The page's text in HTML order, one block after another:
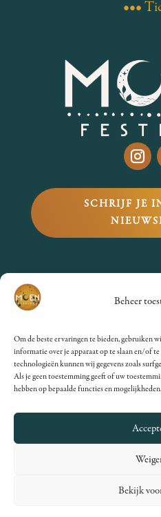
Beheer
Om de beste ervaringen te bieden, gebruiken
informatie over je apparaat op te slaan en/of
technologieën kunnen wij gegevens zoals
Als je geen toestemming geeft of uw
hebben op bepaalde functies en mogelijkheden.
Bekijk
•••
SCHRIJF JE
Privacyverklaring•